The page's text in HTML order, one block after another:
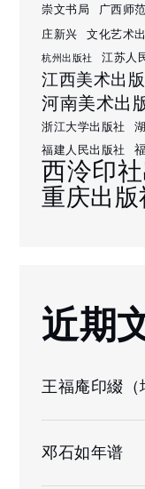
崇文书局 广西师
庄新兴 文化艺术
杭州出版社 江苏人
江西美术出
河南美术出
浙江大学出版社
福建人民出版社
西泠印
重庆出版
近期
王福庵印綴（
邓石如年谱